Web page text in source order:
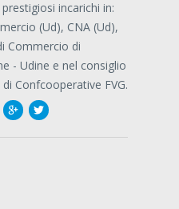
incarichi in:
(Ud), CNA (Ud),
Commercio di
- Udine e nel consiglio
Confcooperative FVG.